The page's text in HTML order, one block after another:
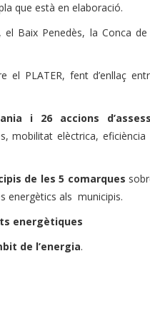
que està en elaboració.
el Baix Penedès, la Conca
el PLATER, fent d’enllaç
i 26 accions
mobilitat elèctrica, eficiència
de les 5 comarques
energètics als municipis.
energètiques
de l’energia.